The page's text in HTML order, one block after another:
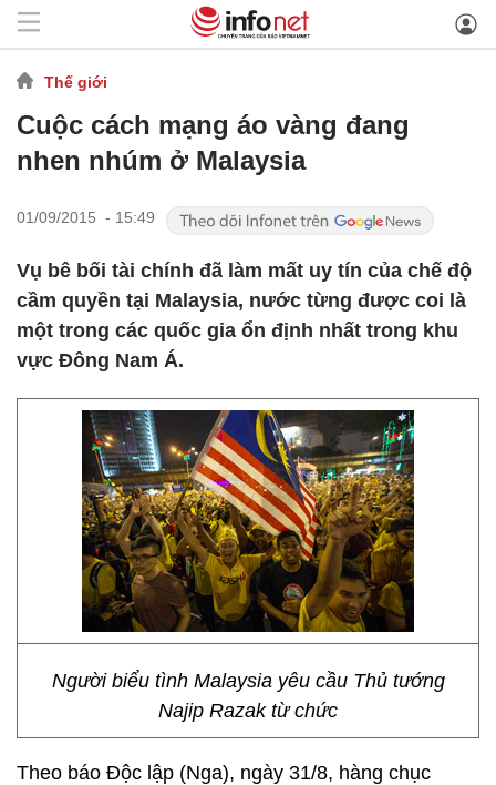
Thế giới
Cuộc cách mạng áo vàng đang
nhen nhúm ở Malaysia
01/09/2015 - 15:49
Vụ bê bối tài chính đã làm mất uy tín của chế độ
cầm quyền tại Malaysia, nước từng được coi là
một trong các quốc gia ổn định nhất trong khu
vực Đông Nam Á.
Người biểu tình Malaysia yêu cầu Thủ tướng
Najip Razak từ chức
Theo báo Độc lập (Nga), ngày 31/8, hàng chục